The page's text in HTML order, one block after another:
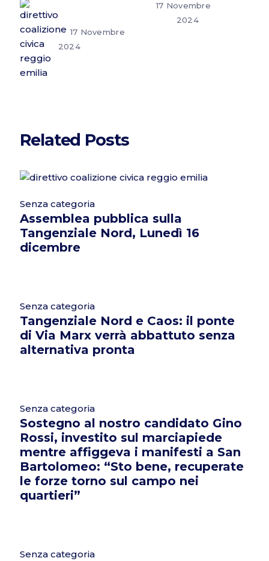
17 Novembre
2024
17 Novembre
2024
Related Posts
Senza categoria
Assemblea pubblica sulla
Tangenziale Nord, Lunedì 16
dicembre
Senza categoria
Tangenziale Nord e Caos: il ponte
di Via Marx verrà abbattuto senza
alternativa pronta
Senza categoria
Sostegno al nostro candidato Gino
Rossi, investito sul marciapiede
mentre affiggeva i manifesti a San
Bartolomeo: “Sto bene, recuperate
le forze torno sul campo nei
quartieri”
Senza categoria